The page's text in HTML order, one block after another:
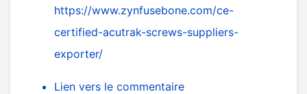
https://www.zynfusebone.com/ce-
certified-acutrak-screws-suppliers-
exporter/
Lien vers le commentaire